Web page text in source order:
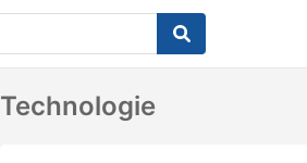
Technologie